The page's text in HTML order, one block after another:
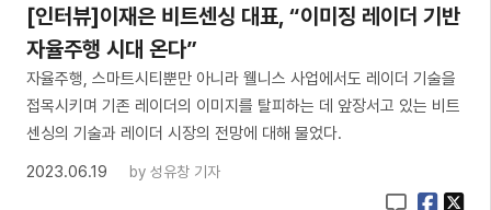
[인터뷰]이재은 비트센싱 대표, “이미징 레이더 기반
자율주행 시대 온다”
자율주행, 스마트시티뿐만 아니라 웰니스 사업에서도 레이더 기술을
접목시키며 기존 레이더의 이미지를 탈피하는 데 앞장서고 있는 비트
센싱의 기술과 레이더 시장의 전망에 대해 물었다.
2023.06.19
by 성유창 기자